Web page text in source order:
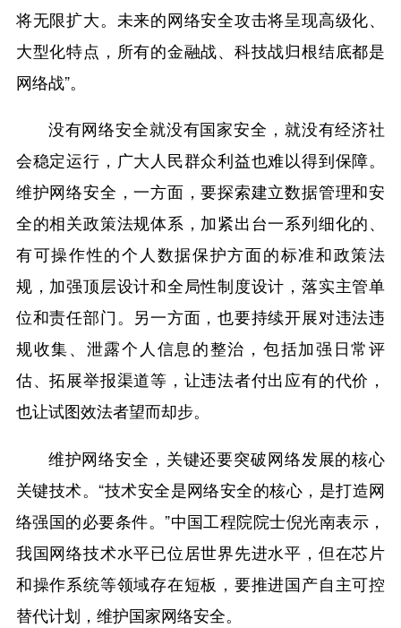
将无限扩大。未来的网络安全攻击将呈现高级化、
大型化特点，所有的金融战、科技战归根结底都是
网络战”。
没有网络安全就没有国家安全，就没有经济社
会稳定运行，广大人民群众利益也难以得到保障。
维护网络安全，一方面，要探索建立数据管理和安
全的相关政策法规体系，加紧出台一系列细化的、
有可操作性的个人数据保护方面的标准和政策法
规，加强顶层设计和全局性制度设计，落实主管单
位和责任部门。另一方面，也要持续开展对违法违
规收集、泄露个人信息的整治，包括加强日常评
估、拓展举报渠道等，让违法者付出应有的代价，
也让试图效法者望而却步。
维护网络安全，关键还要突破网络发展的核心
关键技术。“技术安全是网络安全的核心，是打造网
络强国的必要条件。”中国工程院院士倪光南表示，
我国网络技术水平已位居世界先进水平，但在芯片
和操作系统等领域存在短板，要推进国产自主可控
替代计划，维护国家网络安全。